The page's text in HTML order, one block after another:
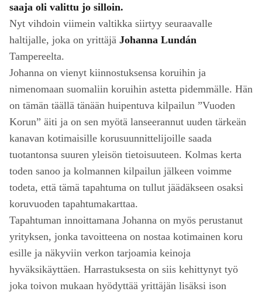
saaja oli valittu jo silloin.
Nyt vihdoin viimein valtikka siirtyy seuraavalle
haltijalle, joka on yrittäjä Johanna Lundán
Tampereelta.
Johanna on vienyt kiinnostuksensa koruihin ja
nimenomaan suomaliin koruihin astetta pidemmälle. Hän
on tämän täällä tänään huipentuva kilpailun ”Vuoden
Korun” äiti ja on sen myötä lanseerannut uuden tärkeän
kanavan kotimaisille korusuunnittelijoille saada
tuotantonsa suuren yleisön tietoisuuteen. Kolmas kerta
toden sanoo ja kolmannen kilpailun jälkeen voimme
todeta, että tämä tapahtuma on tullut jäädäkseen osaksi
koruvuoden tapahtumakarttaa.
Tapahtuman innoittamana Johanna on myös perustanut
yrityksen, jonka tavoitteena on nostaa kotimainen koru
esille ja näkyviin verkon tarjoamia keinoja
hyväksikäyttäen. Harrastuksesta on siis kehittynyt työ
joka toivon mukaan hyödyttää yrittäjän lisäksi ison